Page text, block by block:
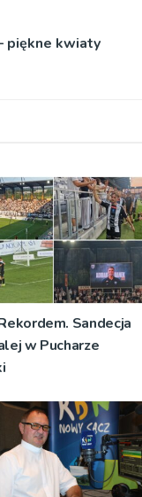
piękne kwiaty
Sandecja
w Pucharze